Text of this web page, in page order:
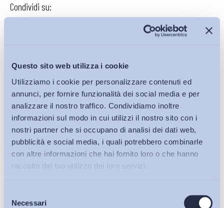
Questo sito web utilizza i cookie
Utilizziamo i cookie per personalizzare contenuti ed
annunci, per fornire funzionalità dei social media e per
analizzare il nostro traffico. Condividiamo inoltre
informazioni sul modo in cui utilizzi il nostro sito con i
nostri partner che si occupano di analisi dei dati web,
pubblicità e social media, i quali potrebbero combinarle
con altre informazioni che hai fornito loro o che hanno
raccolto dal tuo utilizzo dei loro servizi.
delNecessariBollettini ADAPT
Condividi su:
Iscriviti alla Newsletter